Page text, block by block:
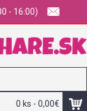
- 16:00)
0 ks - 0,00€